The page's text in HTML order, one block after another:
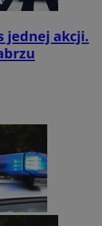
jednej akcji.